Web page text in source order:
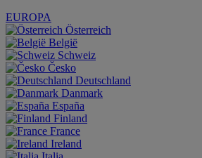
EUROPA
Österreich
België
Schweiz
Česko
Deutschland
Danmark
España
Finland
France
Ireland